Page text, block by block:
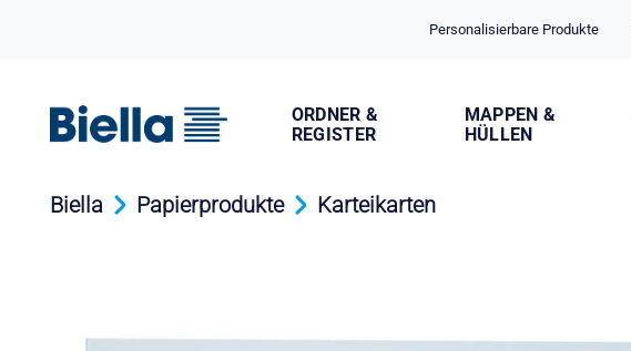
Personalisierbare Produkte
ORDNER &
REGISTER
MAPPEN &
HÜLLEN
Biella Papierprodukte Karteikarten